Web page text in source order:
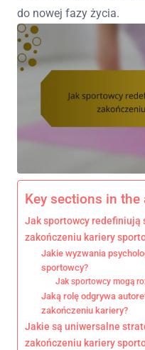
do nowej fazy życia.
Key sections in the
Jak sportowcy redefiniują
zakończeniu kariery
Jakie wyzwania
sportowcy?
Jak sportowcy mogą
Jaką rolę odgrywa
zakończeniu kariery?
Jakie są uniwersalne
zakończeniu kariery